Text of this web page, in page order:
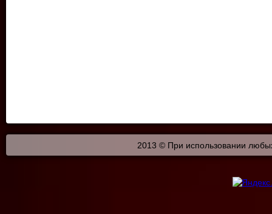
2013 © При использовании